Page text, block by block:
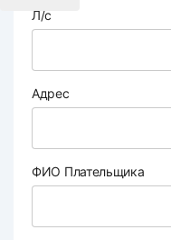
Л/с
Адрес
ФИО Плательщика